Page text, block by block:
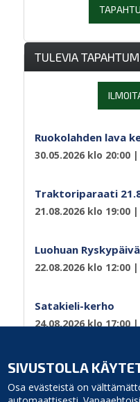
SIVUSTOLLA
Osa evästeistä on
klo 22
TULEVIA
Ruokolahden lava
30.05.2026 klo 20:00
Traktoriparaati
21.08.2026 klo 19:00 |
Luohuan
22.08.2026 klo 12:00
Satakieli-kerho
24.08.2026 klo 17:00|